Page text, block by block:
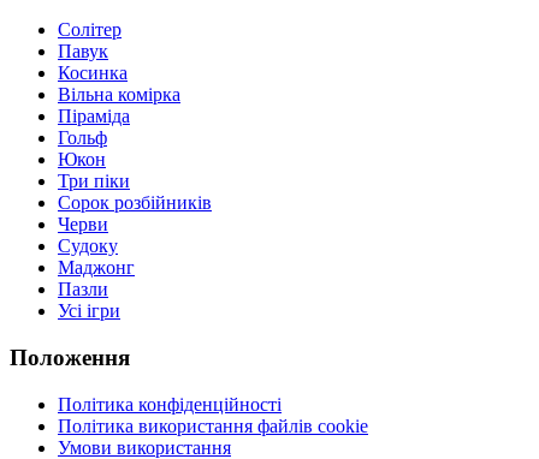
Солітер
Павук
Косинка
Вільна комірка
Піраміда
Гольф
Юкон
Три піки
Сорок розбійників
Черви
Судоку
Маджонг
Пазли
Усі ігри
Положення
Політика конфіденційності
Політика використання файлів cookie
Умови використання